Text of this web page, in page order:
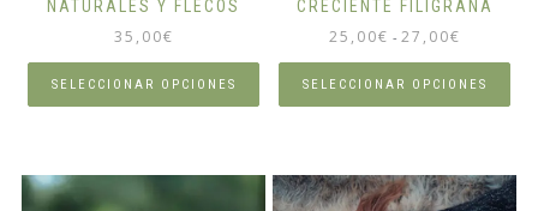
NATURALES Y FLECOS
35,00€
SELECCIONAR OPCIONES
tiene
CRECIENTE FILIGRANA
25,00€ - 27,00€
de
precios:
desde
27,00€
SELECCIONAR OPCIONES
tiene
múltiples